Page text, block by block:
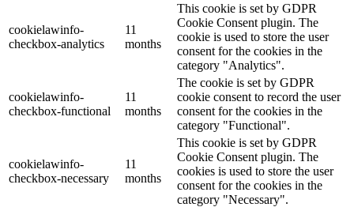
cookielawinfo-
checkbox-analytics
11
months
This cookie is set by GDPR
Cookie Consent plugin. The
cookie is used to store the user
consent for the cookies in the
category "Analytics".
cookielawinfo-
checkbox-functional
11
months
The cookie is set by GDPR
cookie consent to record the user
consent for the cookies in the
category "Functional".
cookielawinfo-
checkbox-necessary
11
months
This cookie is set by GDPR
Cookie Consent plugin. The
cookies is used to store the user
consent for the cookies in the
category "Necessary".